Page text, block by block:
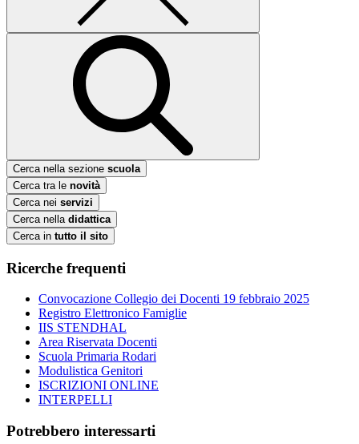
Cerca nella sezione scuola
Cerca tra le novità
Cerca nei servizi
Cerca nella didattica
Cerca in tutto il sito
Ricerche frequenti
Convocazione Collegio dei Docenti 19 febbraio 2025
Registro Elettronico Famiglie
IIS STENDHAL
Area Riservata Docenti
Scuola Primaria Rodari
Modulistica Genitori
ISCRIZIONI ONLINE
INTERPELLI
Potrebbero interessarti